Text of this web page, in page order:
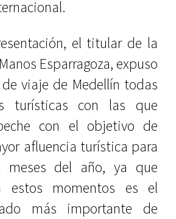
el titular de la
Esparragoza, expuso
viaje de Medellín todas
turísticas con las que
con el objetivo de
afluencia turística para
meses del año, ya que
estos momentos es el
más importante de